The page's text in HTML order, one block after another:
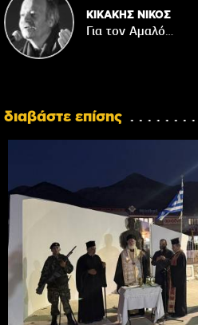
ΚΙΚΑΚΗΣ ΝΙΚΟΣ
Για τον Αμαλό…
διαβάστε επίσης